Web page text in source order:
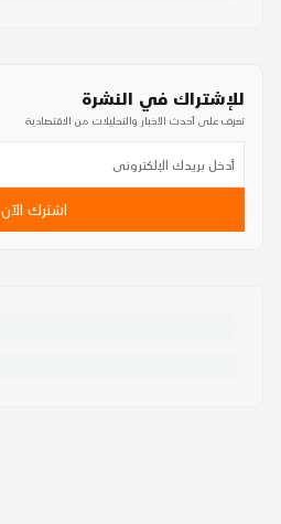
للإشتراك في النشرة
تعرف على أحدث الأخبار والتحليلات من الاقتصادية
اشترك الآن